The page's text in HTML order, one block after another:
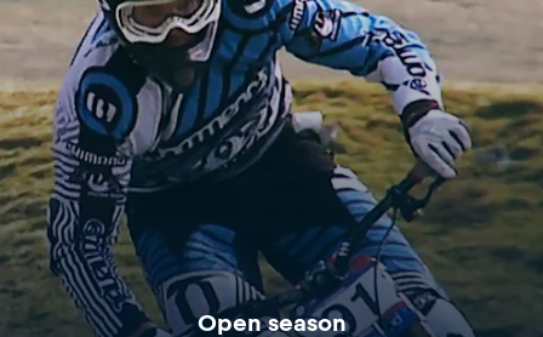
Open season